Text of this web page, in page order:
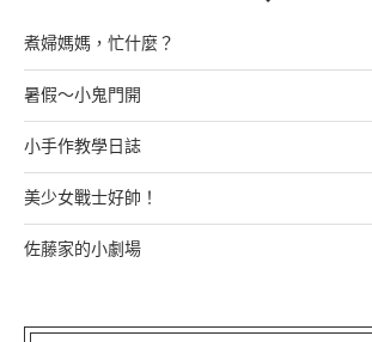
煮婦媽媽，忙什麼？
暑假～小鬼門開
小手作教學日誌
美少女戰士好帥！
佐藤家的小劇場